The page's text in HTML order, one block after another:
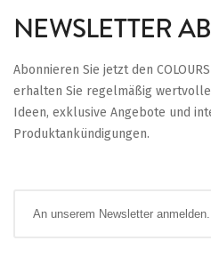
NEWSLETTER
Abonnieren Sie jetzt den
erhalten Sie regelmäßig
Ideen, exklusive Angebote und
Produktankündigungen.